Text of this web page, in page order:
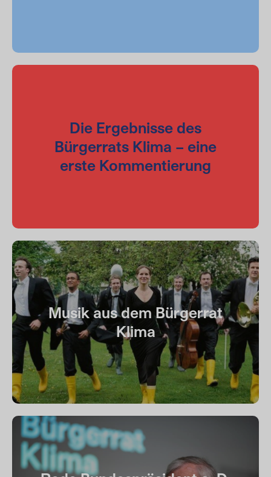
Die Ergebnisse des
Bürgerrats Klima – eine
erste Kommentierung
Musik aus dem Bürgerrat
Klima